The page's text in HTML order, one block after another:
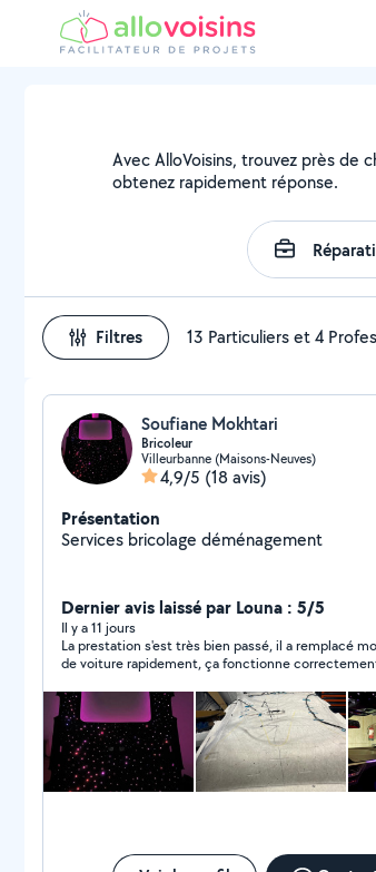
Avec AlloVoisins, trouvez près de
obtenez rapidement réponse.
Filtres 13 Particuliers et 4
Soufiane Mokhtari
Bricoleur
Villeurbanne (Maisons-Neuves)
4,9/5 (18 avis)
Présentation
Services bricolage déménagement
Dernier avis laissé par Louna : 5/5
Il y a 11 jours
La prestation s'est très bien passé, il a remplacé
de voiture rapidement, ça fonctionne